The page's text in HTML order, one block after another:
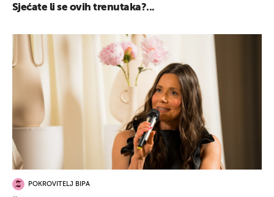
Sjećate li se ovih trenutaka?...
POKROVITELJ BIPA